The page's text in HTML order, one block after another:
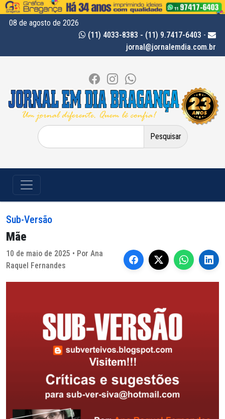
08 de agosto de 2026
(11) 4033-8383 - (11) 9.7417-6403 -
jornal@jornalemdia.com.br
Pesquisar
por:
Sub-Versão
Mãe
10 de maio de 2025 • Por Ana
Raquel Fernandes